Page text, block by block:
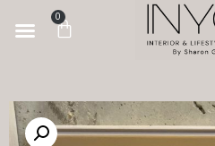
0